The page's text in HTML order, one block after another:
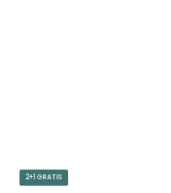
2+1 GRATIS